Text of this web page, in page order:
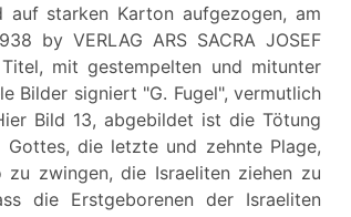
starken Karton aufgezogen, am
by VERLAG ARS SACRA JOSEF
Titel, mit gestempelten und mitunter
Bilder signiert "G. Fugel", vermutlich
Bild 13, abgebildet ist die Tötung
die letzte und zehnte Plage,
zwingen, die Israeliten ziehen zu
die Erstgeborenen der Israeliten